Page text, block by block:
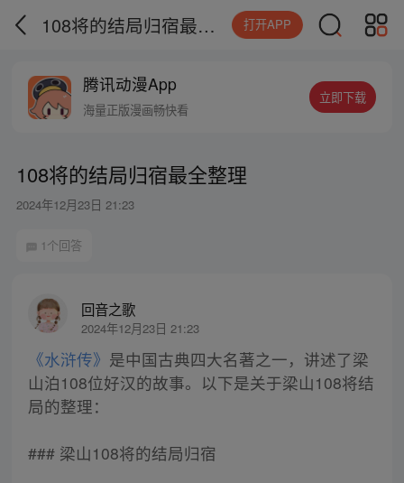
108将的结局归宿最全整理 打开APP
腾讯动漫App
海量正版漫画畅快看
立即下载
108将的结局归宿最全整理
2024年12月23日 21:23
1个回答
回音之歌
2024年12月23日 21:23
《水浒传》 是中国古典四大名著之一，讲述了梁
山泊108位好汉的故事。以下是关于梁山108将结
局的整理：
### 梁山108将的结局归宿